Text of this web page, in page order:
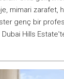
mimari zarafet,
genç bir
Hills